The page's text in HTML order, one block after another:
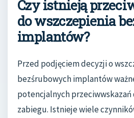
Czy istnieją
do wszczepienia
implantów?
Przed podjęciem decyzji o
bezśrubowych implantów
potencjalnych
zabiegu. Istnieje wiele